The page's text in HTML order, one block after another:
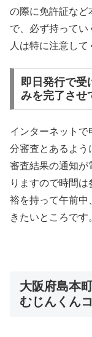
の際に免許証など
で、必ず持ってい
人は特に注意して
即日発行で受
みを完了させ
インターネット
分審査とあるよう
審査結果の通知が
りますので時間
裕を持って午前中
きたいところです
大阪府島本
むじんくん